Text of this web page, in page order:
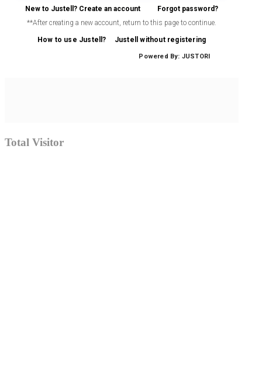
Total Visitor